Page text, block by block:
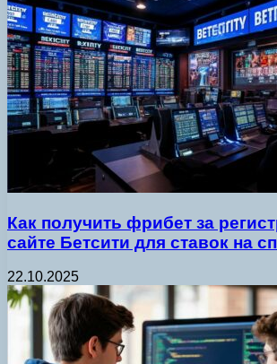
Как получить фрибет за
сайте Бетсити для ставок на
22.10.2025